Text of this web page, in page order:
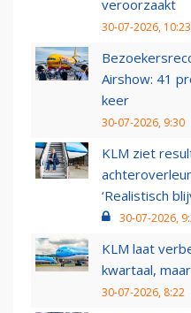
veroorzaakt
30-07-2026, 10:23
Airshow: 41
keer
30-07-2026, 9:30
KLM ziet
‘Realistisch
30-07-2026,
KLM laat
kwartaal,
30-07-2026, 8:22